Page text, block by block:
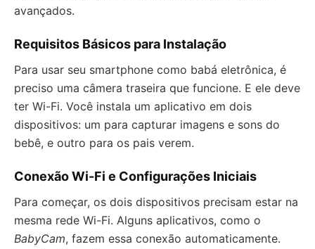
avançados.
Requisitos Básicos para Instalação
Para usar seu smartphone como babá eletrônica, é
preciso uma câmera traseira que funcione. E ele deve
ter Wi-Fi. Você instala um aplicativo em dois
dispositivos: um para capturar imagens e sons do
bebê, e outro para os pais verem.
Conexão Wi-Fi e Configurações Iniciais
Para começar, os dois dispositivos precisam estar na
mesma rede Wi-Fi. Alguns aplicativos, como o
BabyCam, fazem essa conexão automaticamente.